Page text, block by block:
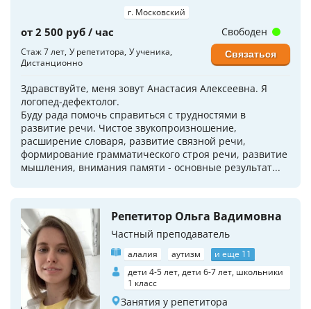
г. Московский
от 2 500 руб / час
Стаж 7 лет У репетитора У ученика
Дистанционно
Здравствуйте, меня зовут Анастасия Алексеевна. Я
логопед-дефектолог.
Буду рада помочь справиться с трудностями в
развитие речи. Чистое звукопроизношение,
расширение словаря, развитие связной речи,
формирование грамматического строя речи, развитие
мышления, внимания памяти - основные результат...
Свободен
Связаться
Репетитор Ольга Вадимовна
Частный преподаватель
алалия аутизм
и еще 11
дети 4-5 лет, дети 6-7 лет, школьники
1 класс
Занятия у репетитора